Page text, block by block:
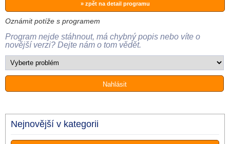
» zpět na detail programu
Oznámit potíže s programem
Program nejde stáhnout, má chybný popis nebo víte o
novější verzi? Dejte nám o tom vědět.
Nejnovější v kategorii